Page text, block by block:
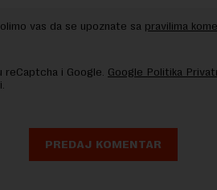
vas da se upoznate sa pravilima
i Google. Google Politika